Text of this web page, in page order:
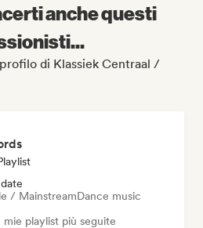
anche questi
di Klassiek Centraal /
/ MainstreamDance music
playlist più seguite